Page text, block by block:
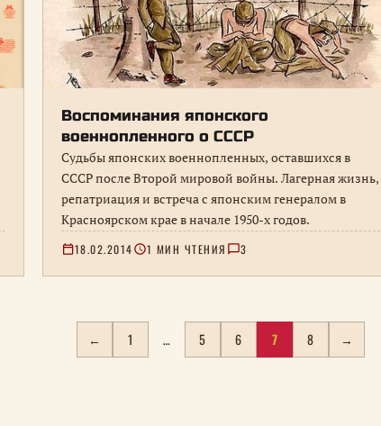
Воспоминания японского
военнопленного о СССР
Судьбы японских военнопленных, оставшихся в
СССР после Второй мировой войны. Лагерная жизнь,
репатриация и встреча с японским генералом в
Красноярском крае в начале 1950-х годов.
18.02.2014 1 МИН ЧТЕНИЯ 3
← 1 … 5 6 7 8 →